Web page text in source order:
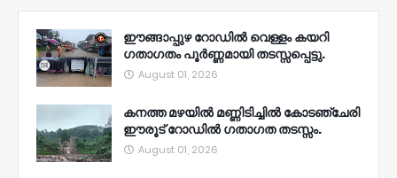
ഈങ്ങാപ്പുഴ റോഡിൽ വെള്ളം കയറി
ഗതാഗതം പൂർണ്ണമായി തടസ്സപ്പെട്ടു.
August 01, 2026
കനത്ത മഴയിൽ മണ്ണിടിച്ചിൽ കോടഞ്ചേരി
ഈരൂട് റോഡിൽ ഗതാഗത തടസ്സം.
August 01, 2026